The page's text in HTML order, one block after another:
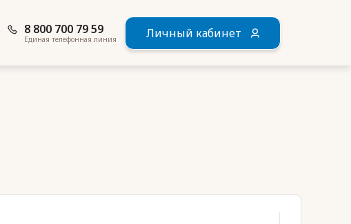
8 800 700 79 59
Единая телефонная линия Личный кабинет